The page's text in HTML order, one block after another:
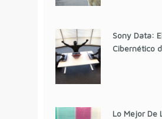
Sony Data:
Cibernético
Lo Mejor De